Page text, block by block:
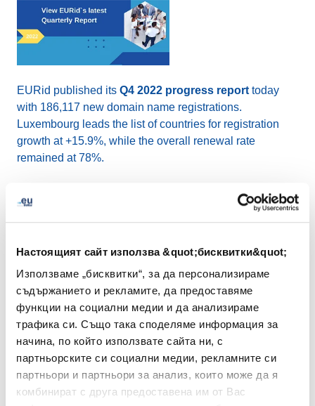
Настоящият сайт използва &quot;бисквитки&quot;
Използваме „бисквитки“, за да персонализираме
съдържанието и рекламите, да предоставяме
функции на социални медии и да анализираме
трафика си. Също така споделяме информация за
начина, по който използвате сайта ни, с
партньорските си социални медии, рекламните си
партньори и партньори за анализ, които може да я
комбинират с друга предоставена им от Вас
EURid published its Q4 2022 progress report today
with 186,117 new domain name registrations.
Luxembourg leads the list of countries for registration
growth at +15.9%, while the overall renewal rate
remained at 78%.
In the fourth quarter of 2022, EURid participated in
initiatives in four countries, introducing
EURid also signed a
MoU with EUIPO
committing to
domain names and held its first ever .eu day with.eu
Academy Masterclassesand announced thewinners
of the 2022 .eu Web Awards on 17 November in
Mechelen, Belgium.
(https://eurid.eu/media/filer_public/09/5b/095be2ab-cf72-